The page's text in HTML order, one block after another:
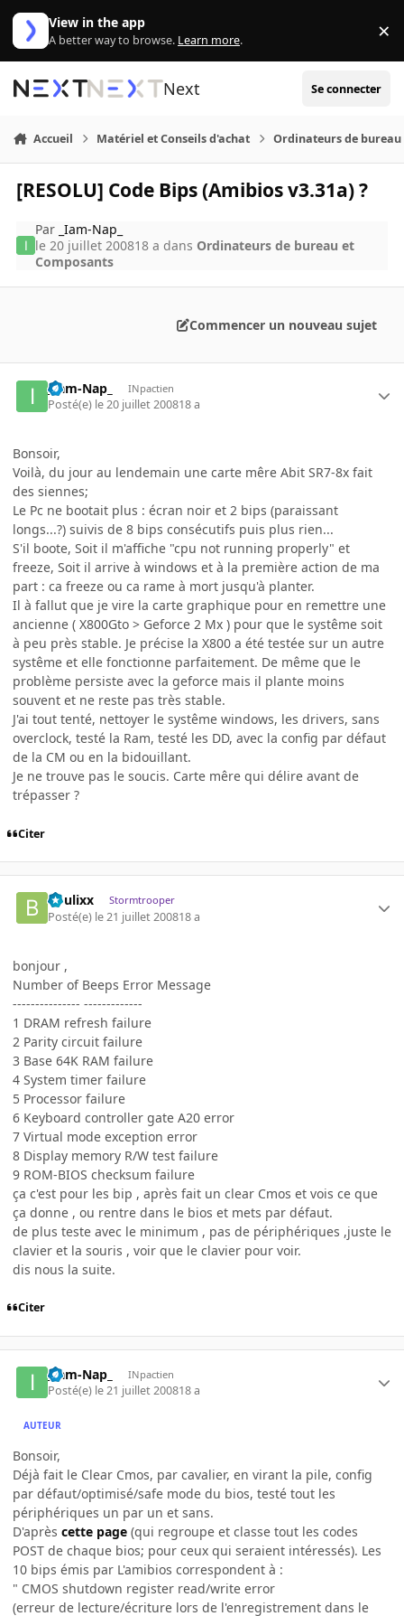
Aller au contenu
View in the app
A better way to browse. Learn more. ×
Next Se connecter
Accueil Matériel et Conseils d'achat Ordinateurs de bureau
[RESOLU] Code Bips (Amibios v3.31a) ?
Par _Iam-Nap_
le 20 juillet 200818 a dans Ordinateurs de bureau et
Composants
Commencer un nouveau sujet
_Iam-Nap_ INpactien
Posté(e) le 20 juillet 200818 a
Bonsoir,
Voilà, du jour au lendemain une carte mêre Abit SR7-8x fait
des siennes;
Le Pc ne bootait plus : écran noir et 2 bips (paraissant
longs...?) suivis de 8 bips consécutifs puis plus rien...
S'il boote, Soit il m'affiche "cpu not running properly" et
freeze, Soit il arrive à windows et à la première action de ma
part : ca freeze ou ca rame à mort jusqu'à planter.
Il à fallut que je vire la carte graphique pour en remettre une
ancienne ( X800Gto > Geforce 2 Mx ) pour que le systême soit
à peu près stable. Je précise la X800 a été testée sur un autre
systême et elle fonctionne parfaitement. De même que le
problème persiste avec la geforce mais il plante moins
souvent et ne reste pas très stable.
J'ai tout tenté, nettoyer le systême windows, les drivers, sans
overclock, testé la Ram, testé les DD, avec la config par défaut
de la CM ou en la bidouillant.
Je ne trouve pas le soucis. Carte mêre qui délire avant de
trépasser ?
Citer
boulixx Stormtrooper
Posté(e) le 21 juillet 200818 a
bonjour ,
Number of Beeps Error Message
--------------- -------------
1 DRAM refresh failure
2 Parity circuit failure
3 Base 64K RAM failure
4 System timer failure
5 Processor failure
6 Keyboard controller gate A20 error
7 Virtual mode exception error
8 Display memory R/W test failure
9 ROM-BIOS checksum failure
ça c'est pour les bip , après fait un clear Cmos et vois ce que
ça donne , ou rentre dans le bios et mets par défaut.
de plus teste avec le minimum , pas de périphériques ,juste le
clavier et la souris , voir que le clavier pour voir.
dis nous la suite.
Citer
_Iam-Nap_ INpactien
Posté(e) le 21 juillet 200818 a
AUTEUR
Bonsoir,
Déjà fait le Clear Cmos, par cavalier, en virant la pile, config
par défaut/optimisé/safe mode du bios, testé tout les
périphériques un par un et sans.
D'après cette page (qui regroupe et classe tout les codes
POST de chaque bios; pour ceux qui seraient intéressés). Les
10 bips émis par L'amibios correspondent à :
" CMOS shutdown register read/write error
(erreur de lecture/écriture lors de l'enregistrement dans le